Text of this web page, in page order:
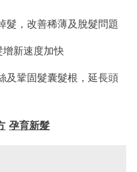
髮，改善稀薄及脫髮問題
新速度加快
及鞏固髮囊髮根，延長頭
孕育新髮